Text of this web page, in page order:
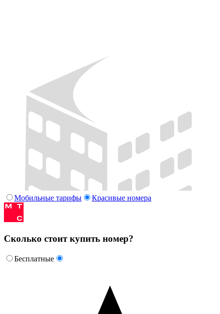
Мобильные тарифы Красивые номера
Сколько стоит купить номер?
Бесплатные